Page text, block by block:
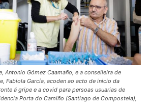
Antonio Gómez Caamaño, e a conselleira de
Fabiola García, acoden ao acto de inicio da
á gripe e a covid para persoas usuarias de
Porta do Camiño (Santiago de Compostela),